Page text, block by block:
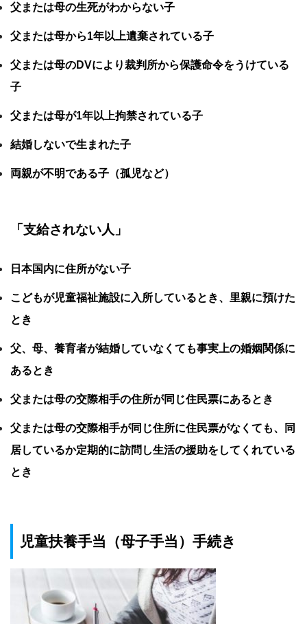
父または母の生死がわからない子
父または母から1年以上遺棄されている子
父または母のDVにより裁判所から保護命令をうけている
子
父または母が1年以上拘禁されている子
結婚しないで生まれた子
両親が不明である子（孤児など）
「支給されない人」
日本国内に住所がない子
こどもが児童福祉施設に入所しているとき、里親に預けた
とき
父、母、養育者が結婚していなくても事実上の婚姻関係に
あるとき
父または母の交際相手の住所が同じ住民票にあるとき
父または母の交際相手が同じ住所に住民票がなくても、同
居しているか定期的に訪問し生活の援助をしてくれている
とき
児童扶養手当（母子手当）手続き